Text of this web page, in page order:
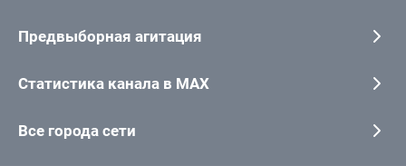
Предвыборная агитация
Статистика канала в MAX
Все города сети